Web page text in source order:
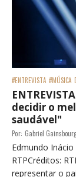
#ENTREVISTA #MÚSICA
decidir o
saudável"
Por: Gabriel Gainsbourg
Edmundo
RTPCréditos:
representar o